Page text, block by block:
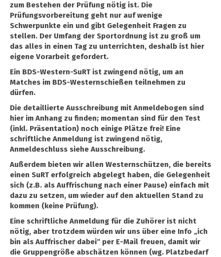
zum Bestehen der Prüfung nötig ist. Die
Prüfungsvorbereitung geht nur auf wenige
Schwerpunkte ein und gibt Gelegenheit Fragen zu
stellen. Der Umfang der Sportordnung ist zu groß um
das alles in einen Tag zu unterrichten, deshalb ist hier
eigene Vorarbeit gefordert.
Ein BDS-Western-SuRT ist zwingend nötig, um an
Matches im BDS-Westernschießen teilnehmen zu
dürfen.
Die detaillierte Ausschreibung mit Anmeldebogen sind
hier im Anhang zu finden; momentan sind für den Test
(inkl. Präsentation) noch einige Plätze frei! Eine
schriftliche Anmeldung ist zwingend nötig,
Anmeldeschluss siehe Ausschreibung.
Außerdem bieten wir allen Westernschützen, die bereits
einen SuRT erfolgreich abgelegt haben, die Gelegenheit
sich (z.B. als Auffrischung nach einer Pause) einfach mit
dazu zu setzen, um wieder auf den aktuellen Stand zu
kommen (keine Prüfung).
Eine schriftliche Anmeldung für die Zuhörer ist nicht
nötig, aber trotzdem würden wir uns über eine Info „ich
bin als Auffrischer dabei“ per E-Mail freuen, damit wir
die Gruppengröße abschätzen können (wg. Platzbedarf